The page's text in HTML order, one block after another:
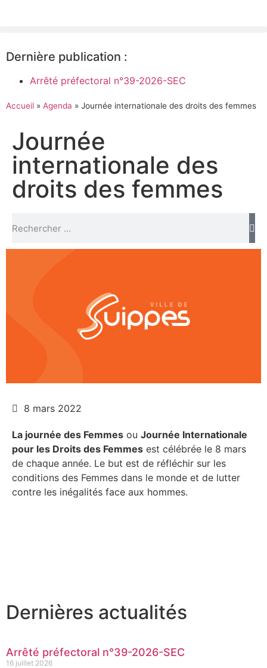
Dernière publication :
Arrêté préfectoral n°39-2026-SEC
Accueil » Agenda » Journée internationale des droits des femmes
Journée
internationale des
droits des femmes
La journée des Femmes ou Journée Internationale
pour les Droits des Femmes est célébrée le 8 mars
de chaque année. Le but est de réfléchir sur les
conditions des Femmes dans le monde et de lutter
contre les inégalités face aux hommes.
8 mars 2022
Dernières actualités
Arrêté préfectoral n°39-2026-SEC
16 juillet 2026